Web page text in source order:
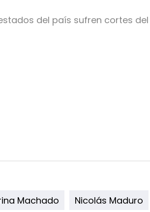
Machado Nicolás Maduro